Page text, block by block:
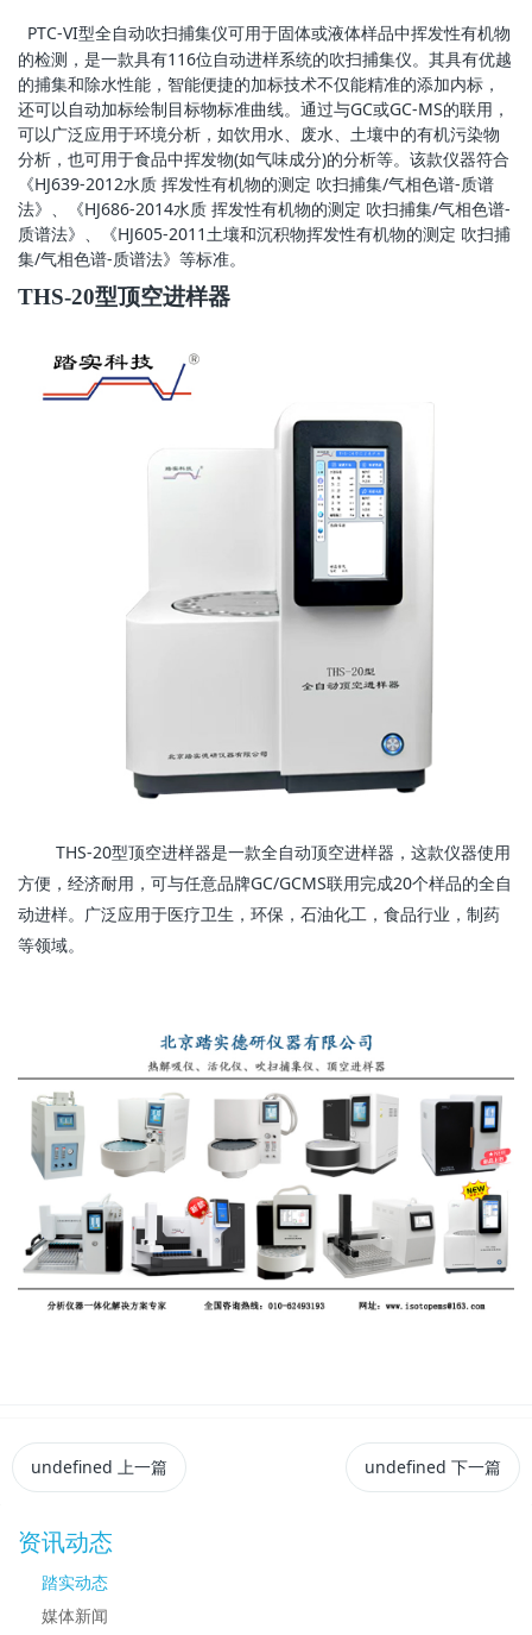
PTC-VI型全自动吹扫捕集仪可用于固体或液体样品中挥发性有机物
的检测，是一款具有116位自动进样系统的吹扫捕集仪。其具有优越
的捕集和除水性能，智能便捷的加标技术不仅能精准的添加内标，
还可以自动加标绘制目标物标准曲线。通过与GC或GC-MS的联用，
可以广泛应用于环境分析，如饮用水、废水、土壤中的有机污染物
分析，也可用于食品中挥发物(如气味成分)的分析等。该款仪器符合
《HJ639-2012水质 挥发性有机物的测定 吹扫捕集/气相色谱-质谱
法》、《HJ686-2014水质 挥发性有机物的测定 吹扫捕集/气相色谱-
质谱法》、《HJ605-2011土壤和沉积物挥发性有机物的测定 吹扫捕
集/气相色谱-质谱法》等标准。
THS-20型顶空进样器
THS-20型顶空进样器是一款全自动顶空进样器，这款仪器使用
方便，经济耐用，可与任意品牌GC/GCMS联用完成20个样品的全自
动进样。广泛应用于医疗卫生，环保，石油化工，食品行业，制药
等领域。
undefined 上一篇 undefined 下一篇
资讯动态
踏实动态
媒体新闻